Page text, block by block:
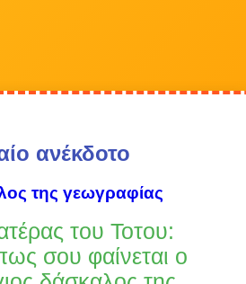
ανέκδοτο
της γεωγραφίας
του Τοτου:
σου φαίνεται ο